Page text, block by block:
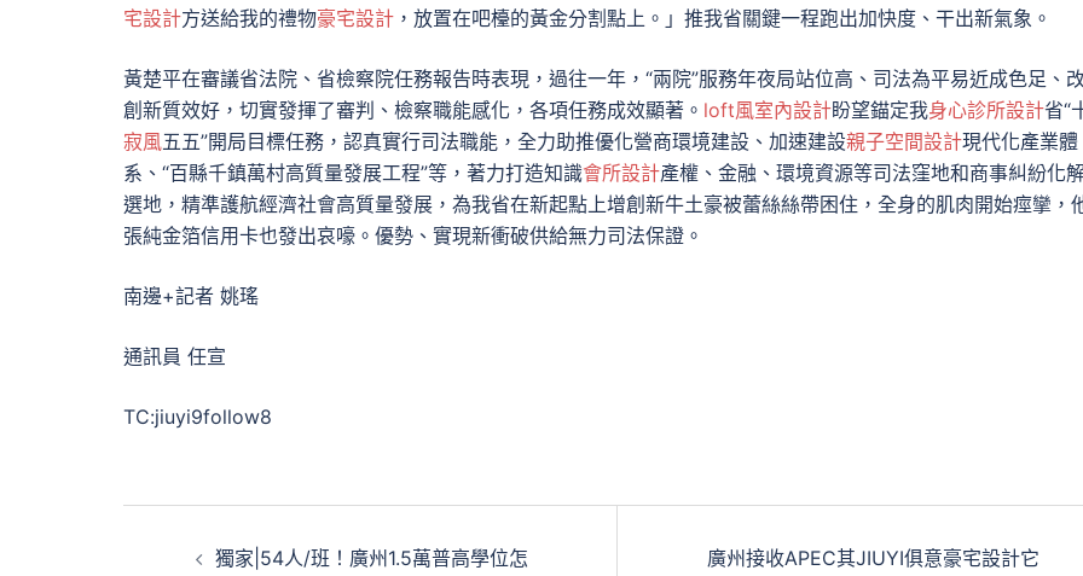
宅設計方送給我的禮物豪宅設計 ，放置在吧檯的黃金分割點上。」推我省關鍵一程跑出加快度、干出新氣象。
黃楚平在審議省法院、省檢察院任務報告時表現，過往一年，“兩院”服務年夜局站位高、司法為平易近成色足、
創新質效好，切實發揮了審判、檢察職能感化，各項任務成效顯著。 loft風室內設計盼望錨定我身心診所設計省“
寂風五五”開局目標任務，認真實行司法職能，全力助推優化營商環境建設、加速建設親子空間設計現代化產業體
系、“百縣千鎮萬村高質量發展工程”等，著力打造知識會所設計產權、金融、環境資源等司法窪地和商事糾紛化
選地，精準護航經濟社會高質量發展，為我省在新起點上增創新牛土豪被蕾絲絲帶困住，全身的肌肉開始痙攣，
張純金箔信用卡也發出哀嚎。優勢、實現新衝破供給無力司法保證。
南邊+記者 姚瑤
通訊員 任宣
TC:jiuyi9follow8
獨家|54人/班！廣州1.5萬普高學位怎
廣州接收APEC其JIUYI俱意豪宅設計它